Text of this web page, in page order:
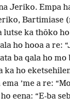
Jeriko. Empa
Bartimiase
lutse ka thōko
ho hooa a re:
ba qala ho
ka ho
’me a re:
eena: “E-ba